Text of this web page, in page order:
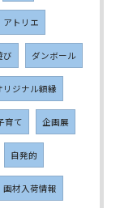
アトリエ
び ダンボール
リジナル額縁
育て 企画展
自発的
画材入荷情報